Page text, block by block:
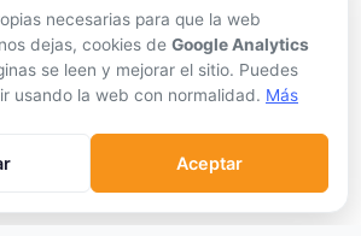
necesarias para que la web
dejas, cookies de Google Analytics
se leen y mejorar el sitio. Puedes
usando la web con normalidad. Más
Aceptar